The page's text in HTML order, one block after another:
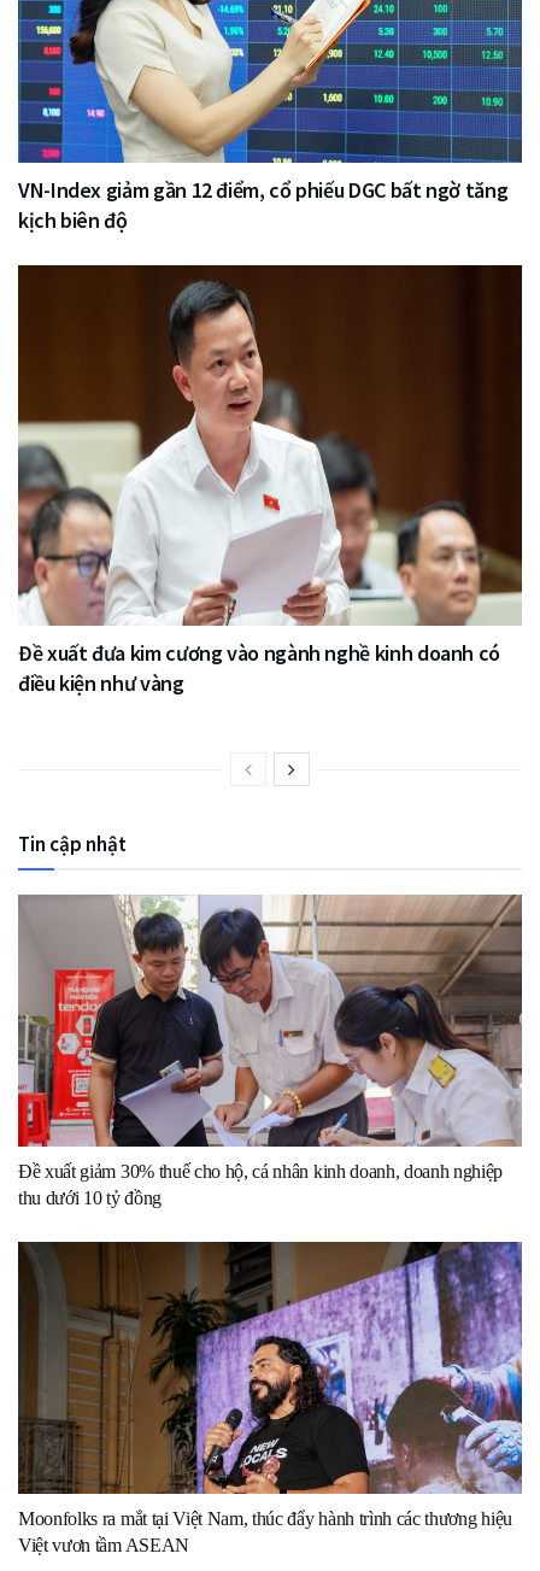
VN-Index giảm gần 12 điểm, cổ phiếu DGC bất ngờ tăng
kịch biên độ
Đề xuất đưa kim cương vào ngành nghề kinh doanh có
điều kiện như vàng
Tin cập nhật
Đề xuất giảm 30% thuế cho hộ, cá nhân kinh doanh, doanh nghiệp
thu dưới 10 tỷ đồng
Moonfolks ra mắt tại Việt Nam, thúc đẩy hành trình các thương hiệu
Việt vươn tầm ASEAN